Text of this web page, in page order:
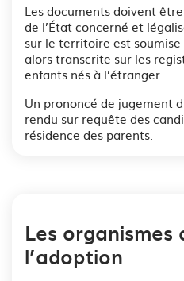
Les documents doivent
de l’État concerné et
sur le territoire est
alors transcrite sur les
enfants nés à l’étranger.
Un prononcé de jugement
rendu sur requête des
résidence des parents.
Les
l’adoption